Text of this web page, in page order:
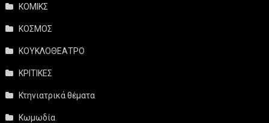
ΚΟΜΙΚΣ
ΚΟΣΜΟΣ
ΚΟΥΚΛΟΘΕΑΤΡΟ
ΚΡΙΤΙΚΕΣ
Κτηνιατρικά θέματα
Κωμωδία